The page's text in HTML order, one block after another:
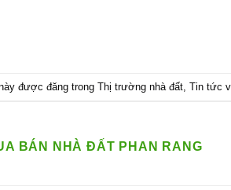
được đăng trongThị trường nhà đất ,Tin tức
BÁN NHÀ ĐẤT PHAN RANG